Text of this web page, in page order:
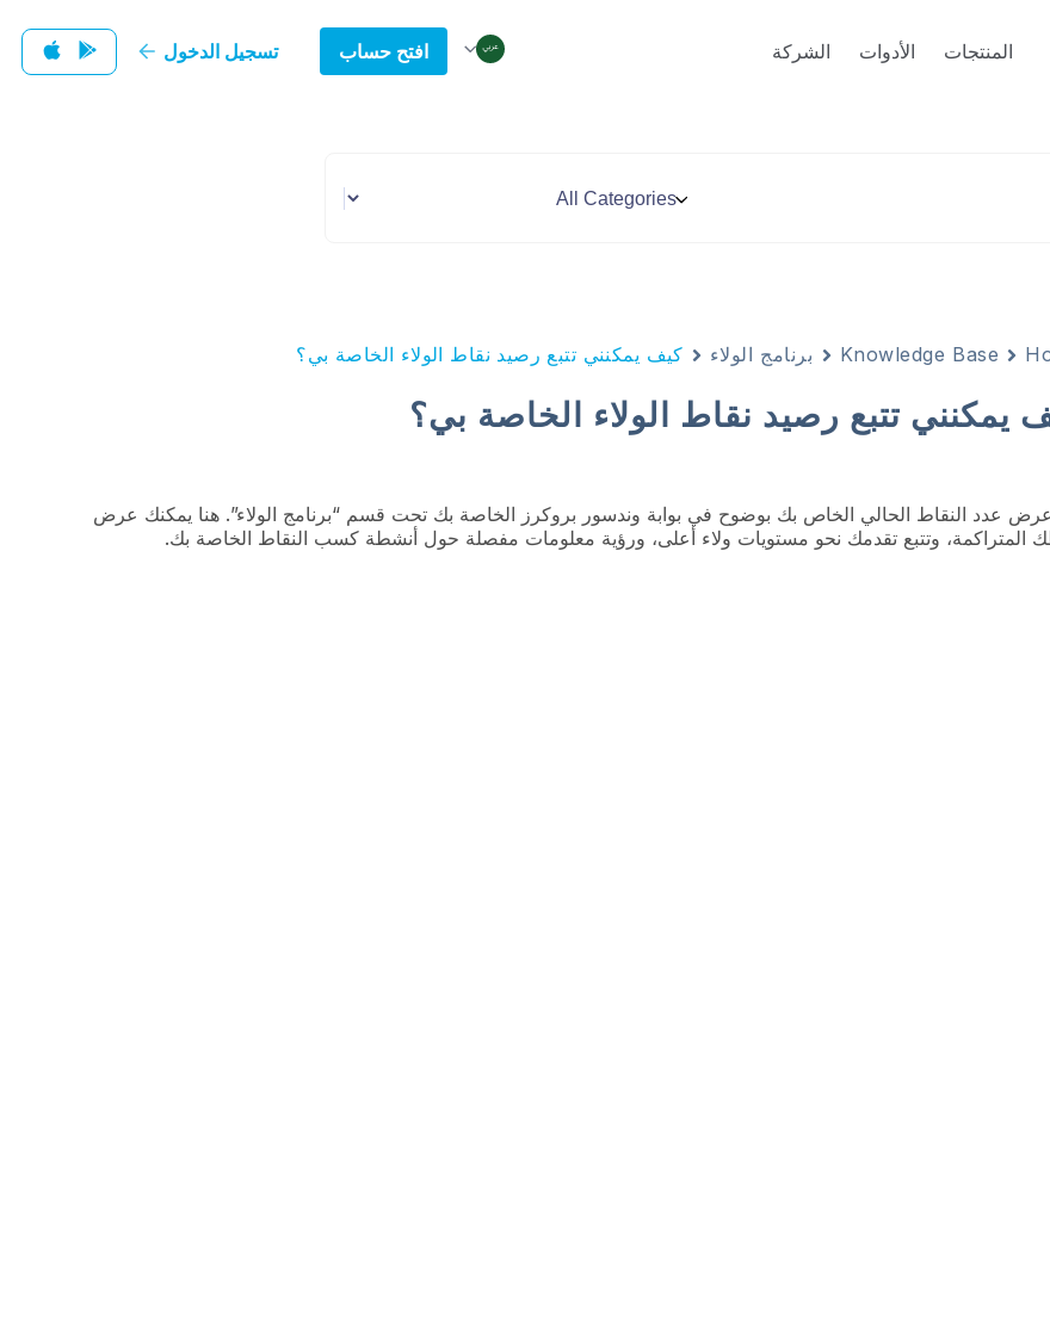
المنتجات الأدوات الشركة افتح حساب تسجيل الدخول
Knowledge Base برنامج الولاء كيف يمكنني تتبع رصيد نقاط الولاء الخاصة بي؟
يمكنني تتبع رصيد نقاط الولاء الخاصة بي؟
عدد النقاط الحالي الخاص بك بوضوح في بوابة وندسور بروكرز الخاصة بك تحت قسم “برنامج الولاء”. هنا يمكنك عرض
المتراكمة، وتتبع تقدمك نحو مستويات ولاء أعلى، ورؤية معلومات مفصلة حول أنشطة كسب النقاط الخاصة بك.